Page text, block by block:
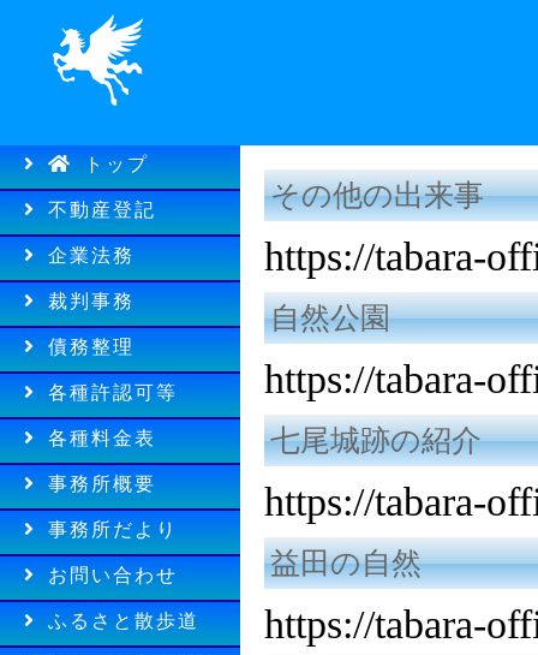
トップ
不動産登記
企業法務
裁判事務
債務整理
各種許認可等
各種料金表
事務所概要
事務所だより
お問い合わせ
ふるさと散歩道
その他の出来事
https://tabara-
自然公園
https://tabara-
七尾城跡の紹介
https://tabara-
益田の自然
https://tabara-